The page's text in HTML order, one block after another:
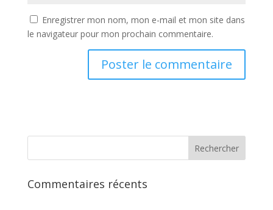
Enregistrer mon nom, mon e-mail et mon site dans
le navigateur pour mon prochain commentaire.
Commentaires récents